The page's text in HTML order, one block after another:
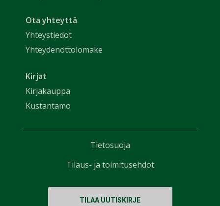
Ota yhteyttä
Yhteystiedot
Yhteydenottolomake
Kirjat
Kirjakauppa
Kustantamo
TILAA UUTISKIRJE
Tietosuoja
Tilaus- ja toimitusehdot